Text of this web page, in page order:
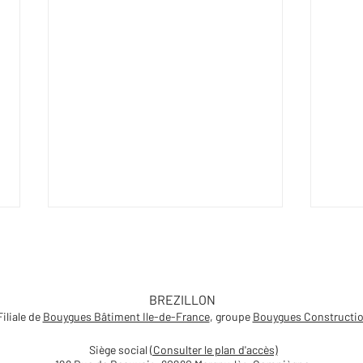
BREZILLON
de Bouygues Bâtiment Ile-de-France, groupe Bouygues
Siège social(Consulter le plan d'accès)